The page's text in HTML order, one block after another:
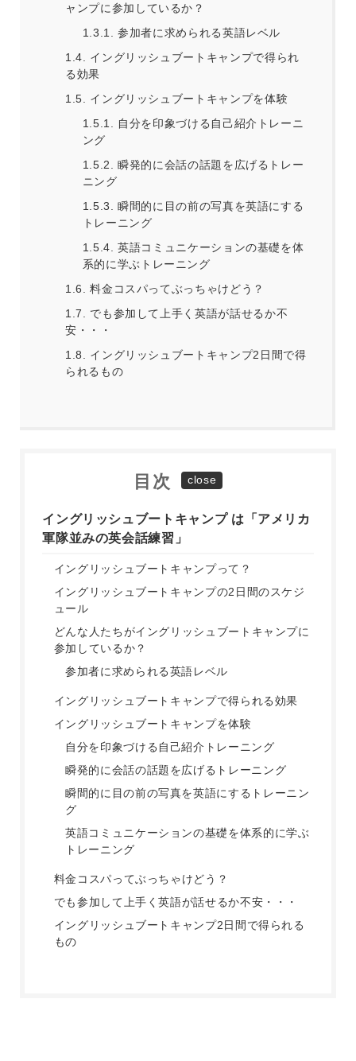
ャンプに参加しているか？
1.3.1.
参加者に求められる英語レベル
1.4.
イングリッシュブートキャンプで得られ
る効果
1.5.
イングリッシュブートキャンプを体験
1.5.1.
自分を印象づける自己紹介トレーニ
ング
1.5.2.
瞬発的に会話の話題を広げるトレー
ニング
1.5.3.
瞬間的に目の前の写真を英語にする
トレーニング
1.5.4.
英語コミュニケーションの基礎を体
系的に学ぶトレーニング
1.6.
料金コスパってぶっちゃけどう？
1.7.
でも参加して上手く英語が話せるか不
安・・・
1.8.
イングリッシュブートキャンプ2日間で得
られるもの
目次
イングリッシュブートキャンプ は「アメリカ
軍隊並みの英会話練習」
イングリッシュブートキャンプって？
イングリッシュブートキャンプの2日間のスケジ
ュール
どんな人たちがイングリッシュブートキャンプに
参加しているか？
参加者に求められる英語レベル
イングリッシュブートキャンプで得られる効果
イングリッシュブートキャンプを体験
自分を印象づける自己紹介トレーニング
瞬発的に会話の話題を広げるトレーニング
瞬間的に目の前の写真を英語にするトレーニン
グ
英語コミュニケーションの基礎を体系的に学ぶ
トレーニング
料金コスパってぶっちゃけどう？
でも参加して上手く英語が話せるか不安・・・
イングリッシュブートキャンプ2日間で得られる
もの